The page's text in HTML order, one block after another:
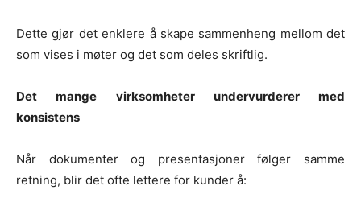
Dette gjør det enklere å skape sammenheng mellom det
som vises i møter og det som deles skriftlig.
Det mange virksomheter undervurderer med
konsistens
Når dokumenter og presentasjoner følger samme
retning, blir det ofte lettere for kunder å: